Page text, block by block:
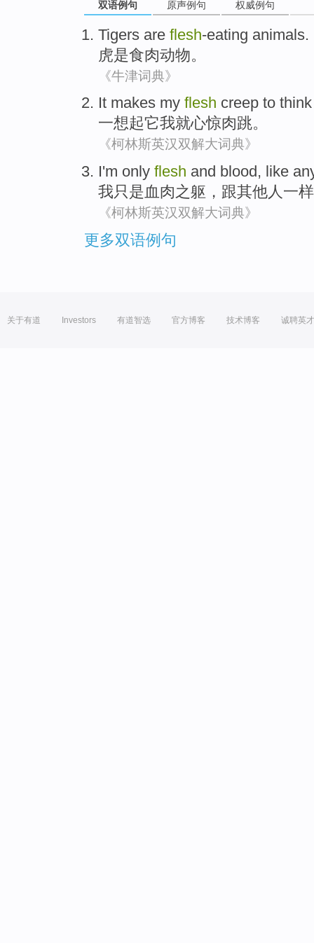
双语例句 原声例句 权威例句
Tigers are flesh-eating animals.
虎是食肉动物。
《牛津词典》
It makes my flesh creep to
一想起它我就心惊肉跳。
《柯林斯英汉双解大词典》
I'm only flesh and blood, like
我只是 血肉之躯 ， 跟其他人一
《柯林斯英汉双解大词典》
更多双语例句
关于有道 Investors 有道智选 官方博客 技术博客 诚聘英才